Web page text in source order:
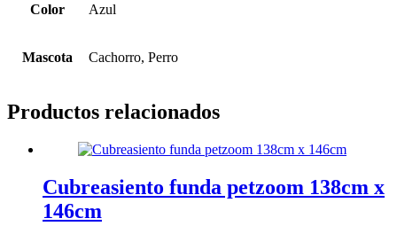
Color Azul
Mascota Cachorro, Perro
Productos relacionados
Cubreasiento funda petzoom 138cm x
146cm